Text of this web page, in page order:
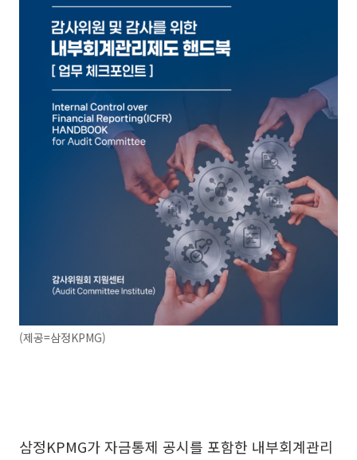
(제공=삼정KPMG)
삼정KPMG가 자금통제 공시를 포함한 내부회계관리